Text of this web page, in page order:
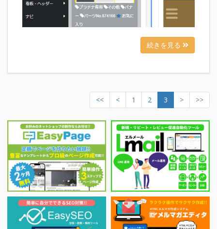
続きを見る
<< < 1 2 3 > >>